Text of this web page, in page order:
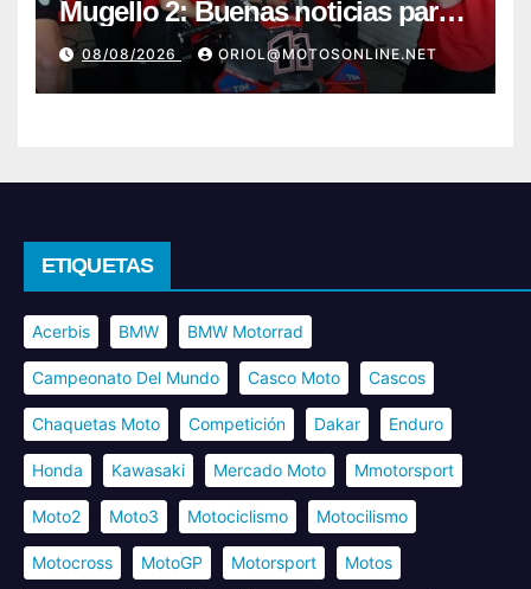
Mugello 2: Buenas noticias para
Márquez y Acosta
08/08/2026 ORIOL@MOTOSONLINE.NET
ETIQUETAS
Acerbis BMW BMW Motorrad
Campeonato Del Mundo Casco Moto Cascos
Chaquetas Moto Competición Dakar Enduro
Honda Kawasaki Mercado Moto Mmotorsport
Moto2 Moto3 Motociclismo Motocilismo
Motocross MotoGP Motorsport Motos